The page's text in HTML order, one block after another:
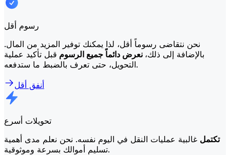
رسوم أقل
نحن نتقاضى رسوماً أقل، لذا يمكنك توفير المزيد من المال.
بالإضافة إلى ذلك، نعرض دائماً جميع الرسوم قبل تأكيد عملية
التحويل، حتى تعرف بالضبط ما ستدفعه.
أنفق أقل
تحويلات أسرع
تكتمل غالبية عمليات النقل في اليوم نفسه. نحن نعلم مدى أهمية
تسليم أموالك بسرعة وموثوقية.